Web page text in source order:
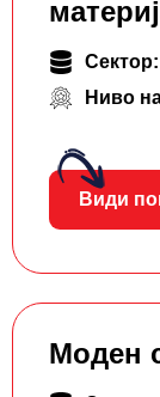
Сектор:
Ниво
Види
Моден